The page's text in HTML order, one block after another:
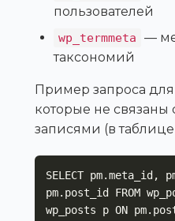
пользователей
wp_termmeta
—
таксономий
Пример запроса
которые не
записями (в таблице
SELECT pm.meta_id,
pm.post_id FROM
wp_posts p ON